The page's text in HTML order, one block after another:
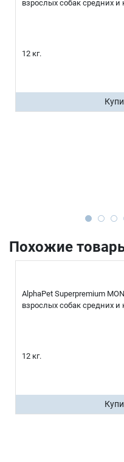
взрослых собак средних
12 кг.
Похожие
AlphaPet Superpremium
взрослых собак средних
12 кг.